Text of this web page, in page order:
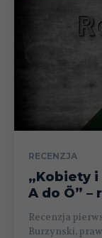
RECENZJA
„Kobiety
A do Ö” –
Recenzja
Burzynski,